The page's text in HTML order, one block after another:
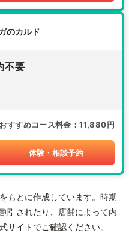
のカルド
不要
おすすめコース料金 11,880円
体験・相談予約
もとに作成しています。時期
引されたり、店舗によって内
サイトでご確認ください。